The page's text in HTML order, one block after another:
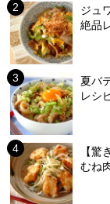
ジュ
絶品
夏バ
レシ
【
むね